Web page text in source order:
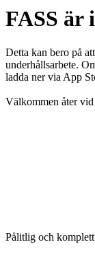
FASS är
Detta kan bero på
underhållsarbete.
ladda ner via App
Välkommen åter
Pålitlig och